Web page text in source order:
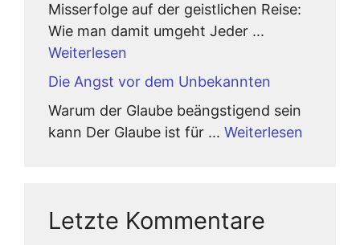
Misserfolge auf der geistlichen Reise:
Wie man damit umgeht Jeder ...
Weiterlesen
Die Angst vor dem Unbekannten
Warum der Glaube beängstigend sein
kann Der Glaube ist für ... Weiterlesen
Letzte Kommentare